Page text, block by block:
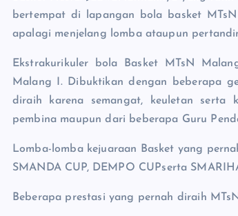
bertempat di lapangan bola basket
apalagi menjelang lomba ataupun
Ekstrakurikuler bola Basket MTsN
Malang I. Dibuktikan dengan beberapa
diraih karena semangat, keuletan serta
pembina maupun dari beberapa Guru
Lomba-lomba kejuaraan Basket yang
SMANDA CUP, DEMPO CUPserta
Beberapa prestasi yang pernah diraih